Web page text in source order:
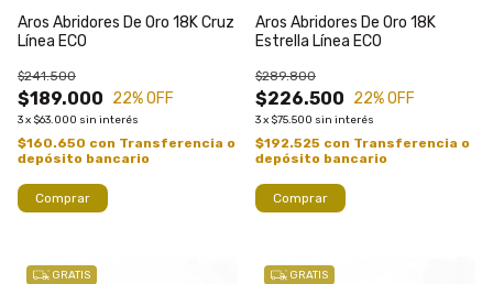
Aros Abridores De Oro 18K Cruz
Línea ECO
$189.000
$241.500
22% OFF
3x $63.000 sin interés
$160.650 con Transferencia o
depósito bancario
Comprar
Aros Abridores De Oro 18K
Estrella Línea ECO
$226.500
$289.800
22% OFF
3x $75.500 sin interés
$192.525 con Transferencia o
depósito bancario
Comprar
GRATIS GRATIS